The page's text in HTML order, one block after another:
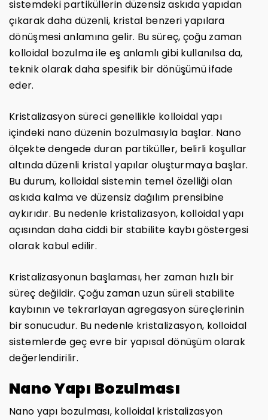
sistemdeki partiküllerin düzensiz askıda yapıdan
çıkarak daha düzenli, kristal benzeri yapılara
dönüşmesi anlamına gelir. Bu süreç, çoğu zaman
kolloidal bozulma ile eş anlamlı gibi kullanılsa da,
teknik olarak daha spesifik bir dönüşümü ifade
eder.
Kristalizasyon süreci genellikle kolloidal yapı
içindeki nano düzenin bozulmasıyla başlar. Nano
ölçekte dengede duran partiküller, belirli koşullar
altında düzenli kristal yapılar oluşturmaya başlar.
Bu durum, kolloidal sistemin temel özelliği olan
askıda kalma ve düzensiz dağılım prensibine
aykırıdır. Bu nedenle kristalizasyon, kolloidal yapı
açısından daha ciddi bir stabilite kaybı göstergesi
olarak kabul edilir.
Kristalizasyonun başlaması, her zaman hızlı bir
süreç değildir. Çoğu zaman uzun süreli stabilite
kaybının ve tekrarlayan agregasyon süreçlerinin
bir sonucudur. Bu nedenle kristalizasyon, kolloidal
sistemlerde geç evre bir yapısal dönüşüm olarak
değerlendirilir.
Nano Yapı Bozulması
Nano yapı bozulması, kolloidal kristalizasyon